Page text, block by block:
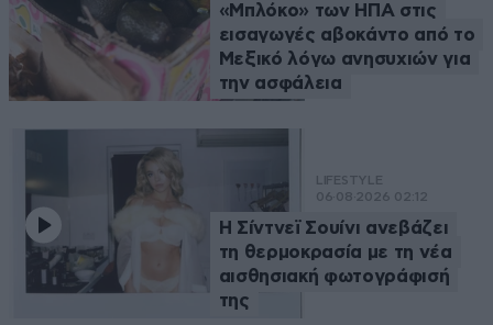
«Μπλόκο» των ΗΠΑ στις
εισαγωγές αβοκάντο από το
Μεξικό λόγω ανησυχιών για
την ασφάλεια
LIFESTYLE
06·08·2026 02:12
Η Σίντνεϊ Σουίνι ανεβάζει
τη θερμοκρασία με τη νέα
αισθησιακή φωτογράφισή
της